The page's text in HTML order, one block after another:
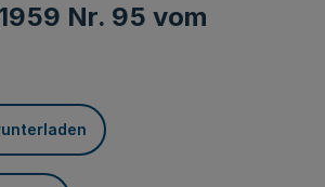
Nr. 95 vom